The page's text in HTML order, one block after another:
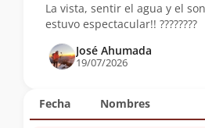
Fecha Nombres
La vista, sentir el agua y el
estuvo espectacular!! ????️????
José Ahumada
19/07/2026